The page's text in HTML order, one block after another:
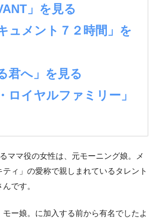
」を見る
ュメント７２時間」を
君へ」を見る
ロイヤルファミリー」
ママ役の女性は、元モーニング娘。メ
ティ」の愛称で親しまれているタレント
です。
モー娘。に加入する前から有名でしたよ